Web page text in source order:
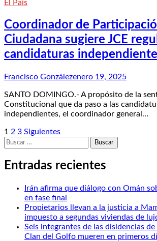
El País
Coordinador de
Ciudadana sugiere JCE
candidaturas
Francisco Gonzálezenero 19, 2025
SANTO DOMINGO.- A propósito de la
Constitucional que da paso a las
independientes, el coordinador general…
Posts
pagination
1 2 3 Siguientes
Buscar:
Entradas recientes
Irán afirma que diálogo con Omán
en fase final
Propietarios llevan a la justicia a
impuesto a segundas viviendas de
Seis integrantes de las disidencias de
Clan del Golfo mueren en primeros